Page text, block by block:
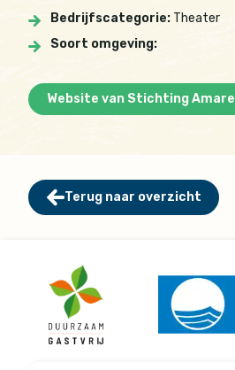
Bedrijfscategorie: Theater
Soort omgeving:
Website van Stichting Amare
Terug naar overzicht